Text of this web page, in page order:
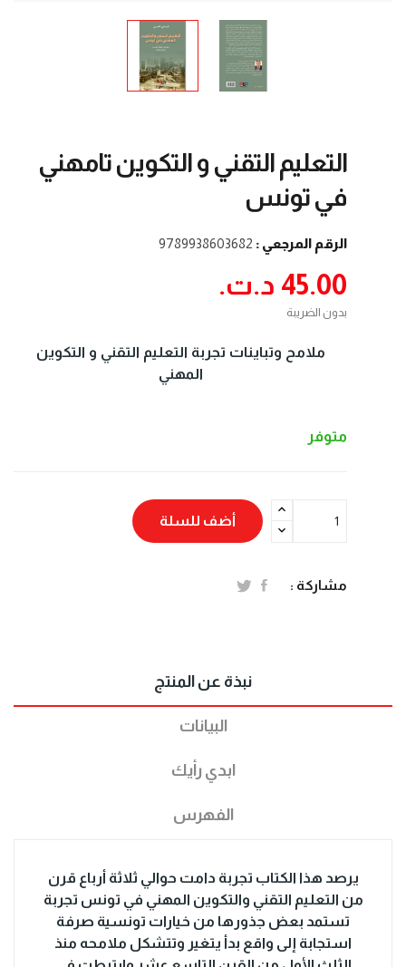
التعليم التقني و التكوين تامهني
في تونس
الرقم المرجعي : 9789938603682
45.00 د.ت.‏
بدون الضريبة
ملامح وتباينات تجربة التعليم التقني و التكوين
المهني
متوفر
أضف للسلة
مشاركة :
نبذة عن المنتج
البيانات
ابدي رأيك
الفهرس
يرصد هذا الكتاب تجربة دامت حوالي ثلاثة أرباع قرن
من التعليم التقني والتكوين المهني في تونس تجربة
تستمد بعض جذورها من خيارات تونسية صرفة
استجابة إلى واقع بدأ يتغير وتتشكل ملامحه منذ